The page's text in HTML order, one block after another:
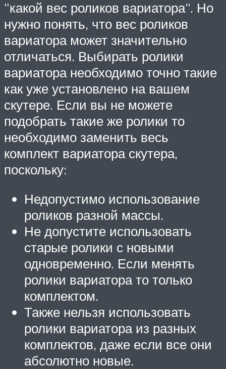
“какой вес роликов вариатора“. Но
нужно понять, что вес роликов
вариатора может значительно
отличаться. Выбирать ролики
вариатора необходимо точно такие
как уже установлено на вашем
скутере. Если вы не можете
подобрать такие же ролики то
необходимо заменить весь
комплект вариатора скутера,
поскольку:
Недопустимо использование
роликов разной массы.
Не допустите использовать
старые ролики с новыми
одновременно. Если менять
ролики вариатора то только
комплектом.
Также нельзя использовать
ролики вариатора из разных
комплектов, даже если все они
абсолютно новые.